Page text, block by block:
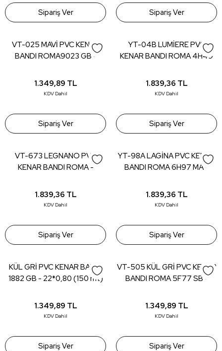
Sipariş Ver Sipariş Ver
VT-025 MAVİ PVC KENAR
BANDI ROMA9023 GB -
1.349,89 TL
KDV Dahil
Sipariş Ver
YT-04B LUMİERE PVC
KENAR BANDI ROMA 4H49
1.839,36 TL
KDV Dahil
Sipariş Ver
VT-673 LEGNANO PVC
KENAR BANDI ROMA -
1.839,36 TL
KDV Dahil
Sipariş Ver
YT-98A LAGİNA PVC KENAR
BANDI ROMA 6H97 MA -
1.839,36 TL
KDV Dahil
Sipariş Ver
KÜL GRİ PVC KENAR BANDI
1882 GB - 22*0,80 (150 mt)
1.349,89 TL
KDV Dahil
Sipariş Ver
VT-505 KÜL GRİ PVC KENAR
BANDI ROMA 5F77 SB -
1.349,89 TL
KDV Dahil
Sipariş Ver